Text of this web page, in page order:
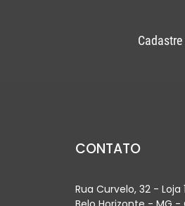
CONTATO
Rua Curvelo, 32 - Loja